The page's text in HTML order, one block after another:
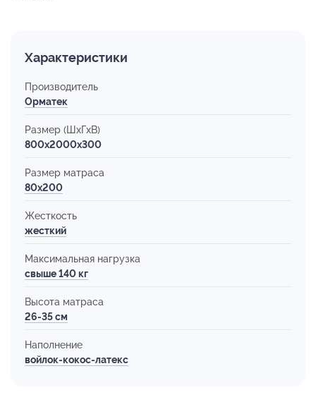
Характеристики
Производитель
Орматек
Размер (ШхГхВ)
800x2000x300
Размер матраса
80х200
Жесткость
жесткий
Максимальная нагрузка
свыше 140 кг
Высота матраса
26-35 см
Наполнение
войлок-кокос-латекс